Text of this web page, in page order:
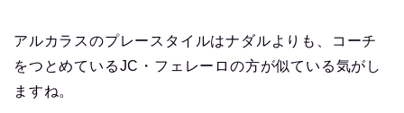
アルカラスのプレースタイルはナダルよりも、コーチ
をつとめているJC・フェレーロの方が似ている気がし
ますね。